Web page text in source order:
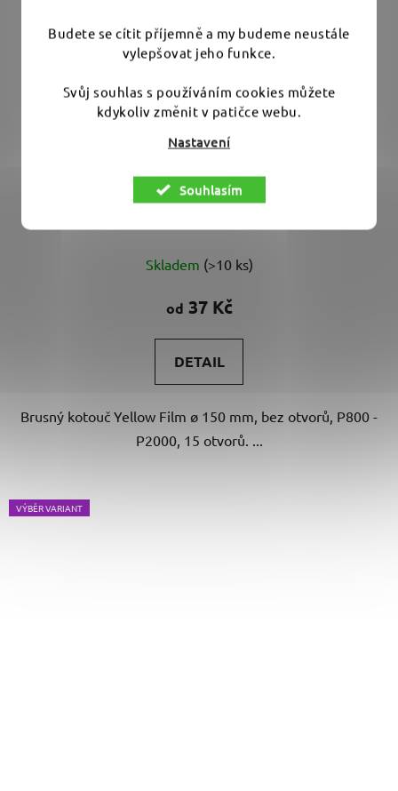
Budete se cítit příjemně a my budeme neustále
vylepšovat jeho funkce.
Svůj souhlas s používáním cookies můžete
kdykoliv změnit v patičce webu.
Nastavení
Souhlasím
Kovax Yellow Film 150 mm - brusivo pro odstranění
pomeranče
Skladem (>10 ks)
od 37 Kč
DETAIL
Brusný kotouč Yellow Film ø 150 mm, bez otvorů, P800 -
P2000, 15 otvorů. ...
VÝBĚR VARIANT